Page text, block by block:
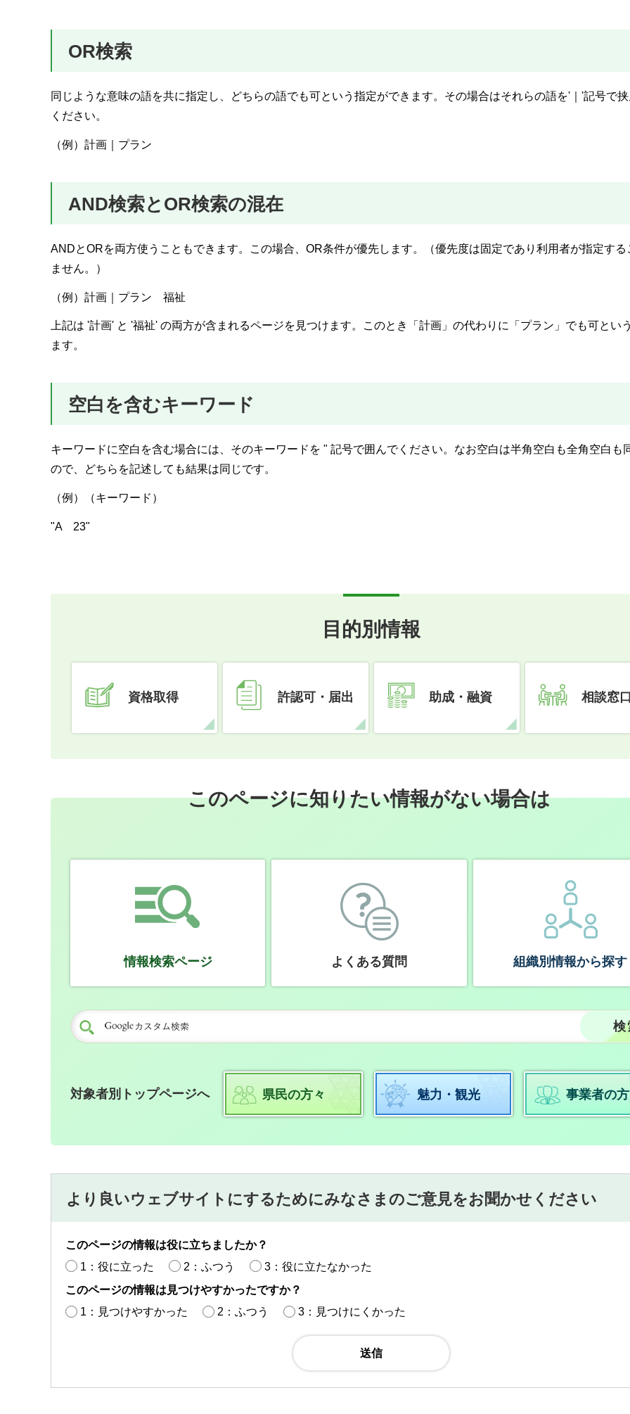
OR検索
同じような意味の語を共に指定し、どちらの語でも可という指定ができます。その場合はそれらの語を'｜'記号で
ください。
（例）計画｜プラン
AND検索とOR検索の混在
ANDとORを両方使うこともできます。この場合、OR条件が優先します。（優先度は固定であり利用者が指定する
ません。）
（例）計画｜プラン 福祉
上記は '計画' と '福祉' の両方が含まれるページを見つけます。このとき「計画」の代わりに「プラン」でも可とい
ます。
空白を含むキーワード
キーワードに空白を含む場合には、そのキーワードを " 記号で囲んでください。なお空白は半角空白も全角空白も
ので、どちらを記述しても結果は同じです。
（例）（キーワード）
"A 23"
目的別情報
資格取得 許認可・届出 助成・融資 相談窓
このページに知りたい情報がない場合は
情報検索ページ よくある質問 組織別情報から探す
対象者別トップページへ 県民の方々 魅力・観光 事業者の
より良いウェブサイトにするためにみなさまのご意見をお聞かせください
このページの情報は役に立ちましたか？
1：役に立った
2：ふつう
3：役に立たなかった
このページの情報は見つけやすかったですか？
1：見つけやすかった
2：ふつう 3：見つけにくかった